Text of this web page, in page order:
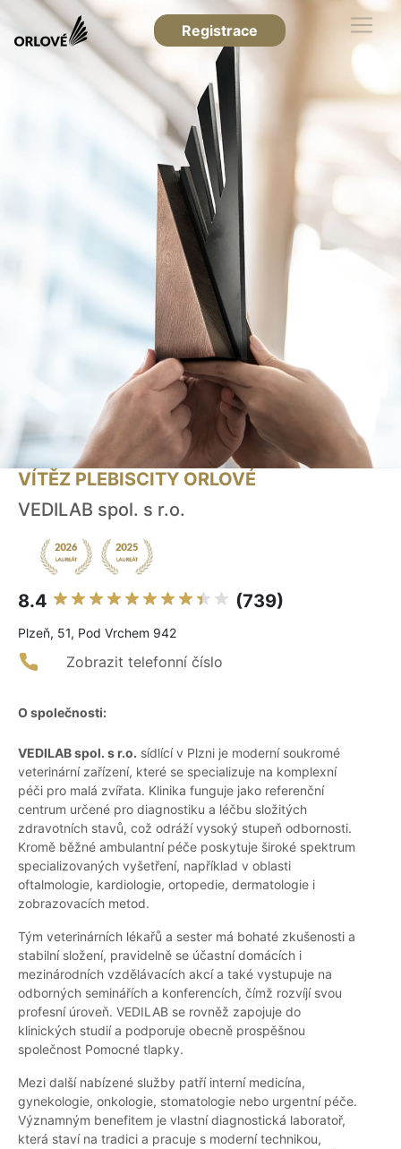
Registrace
VÍTĚZ PLEBISCITY ORLOVÉ
VEDILAB spol. s r.o.
8.4 (739)
Plzeň, 51, Pod Vrchem 942
Zobrazit telefonní číslo
O společnosti:
VEDILAB spol. s r.o. sídlící v Plzni je moderní soukromé
veterinární zařízení, které se specializuje na komplexní
péči pro malá zvířata. Klinika funguje jako referenční
centrum určené pro diagnostiku a léčbu složitých
zdravotních stavů, což odráží vysoký stupeň odbornosti.
Kromě běžné ambulantní péče poskytuje široké spektrum
specializovaných vyšetření, například v oblasti
oftalmologie, kardiologie, ortopedie, dermatologie i
zobrazovacích metod.
Tým veterinárních lékařů a sester má bohaté zkušenosti a
stabilní složení, pravidelně se účastní domácích i
mezinárodních vzdělávacích akcí a také vystupuje na
odborných seminářích a konferencích, čímž rozvíjí svou
profesní úroveň. VEDILAB se rovněž zapojuje do
klinických studií a podporuje obecně prospěšnou
společnost Pomocné tlapky.
Mezi další nabízené služby patří interní medicína,
gynekologie, onkologie, stomatologie nebo urgentní péče.
Významným benefitem je vlastní diagnostická laboratoř,
která staví na tradici a pracuje s moderní technikou,